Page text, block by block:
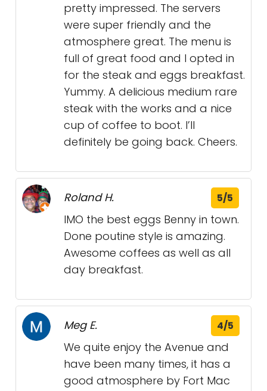
pretty impressed. The servers
were super friendly and the
atmosphere great. The menu is
full of great food and I opted in
for the steak and eggs breakfast.
Yummy. A delicious medium rare
steak with the works and a nice
cup of coffee to boot. I’ll
definitely be going back. Cheers.
Roland H. 5/5
IMO the best eggs Benny in town.
Done poutine style is amazing.
Awesome coffees as well as all
day breakfast.
Meg E. 4/5
We quite enjoy the Avenue and
have been many times, it has a
good atmosphere by Fort Mac